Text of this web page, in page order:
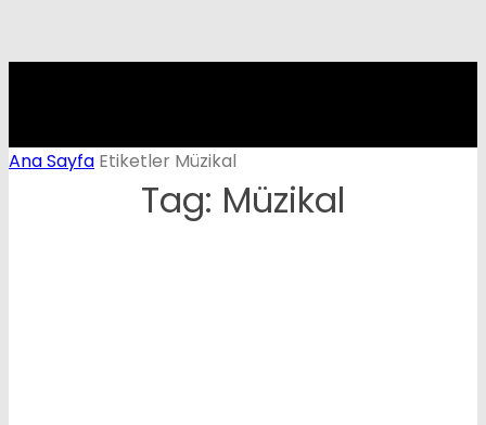
Ana Sayfa Etiketler Müzikal
Tag: Müzikal